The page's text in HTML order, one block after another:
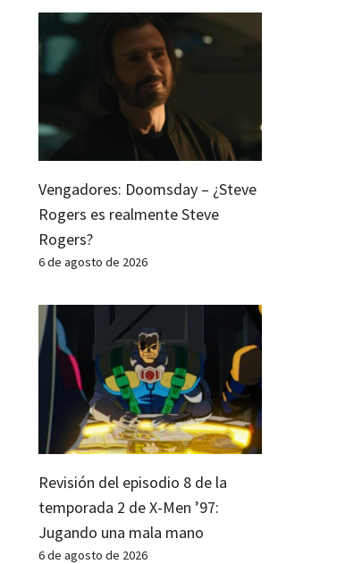
Vengadores: Doomsday – ¿Steve
Rogers es realmente Steve
Rogers?
6 de agosto de 2026
Revisión del episodio 8 de la
temporada 2 de X-Men ’97:
Jugando una mala mano
6 de agosto de 2026